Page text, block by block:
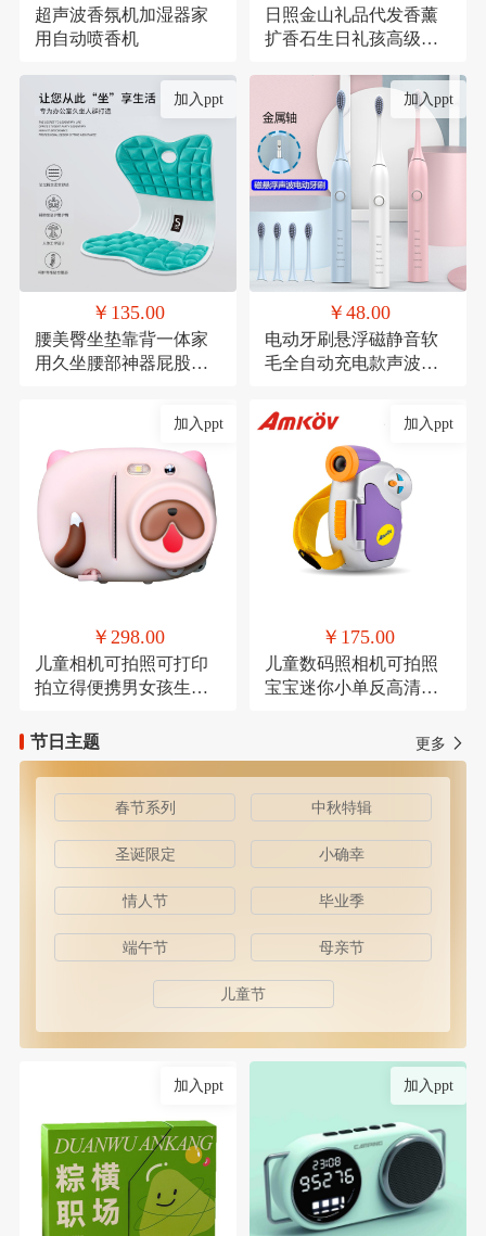
超声波香氛机加湿器家
用自动喷香机
日照金山礼品代发香薰
扩香石生日礼孩高级感
加入ppt
￥135.00
腰美臀坐垫靠背一体家
用久坐腰部神器屁股垫
加入ppt
￥48.00
电动牙刷悬浮磁静音软
毛全自动充电款声波式
加入ppt
￥298.00
儿童相机可拍照可打印
拍立得便携男女孩生日
加入ppt
￥175.00
儿童数码照相机可拍照
宝宝迷你小单反高清卡
节日主题
更多
春节系列 中秋特辑
圣诞限定 小确幸
情人节 毕业季
端午节 母亲节
儿童节
加入ppt 加入ppt